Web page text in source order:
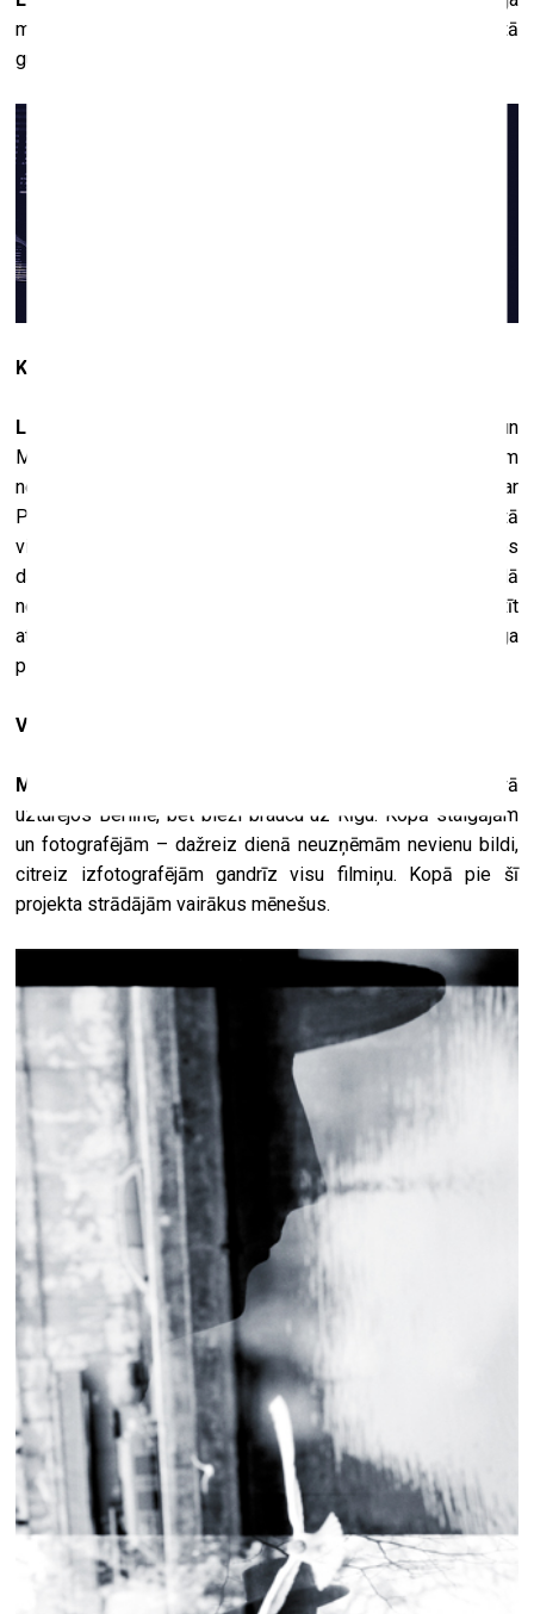
mērķa šo projektu novest līdz izstādei. Mēs vienkārši no tā
guvām prieku un ar interesi vērojām, kas no tā izrietēs.
Kur uzņēmāt dubultās ekspozīcijas bildes?
L. Š.
: Pārsvarā tas bija Rīgas centrs – Brīvības, Čaka un
Marijas ielas. Vairākas bildes uzņēmām parkos vai pavisam
nejauši, ievērojot kādus elementus, kas mums asociējās ar
Padegu vai viņa mākslu, bet nekad nevarēja zināt, kas no tā
visa iznāks. Piemēram, mēs zinājām, ka Padegs savos
darbos bieži attēlojis prostitūtas. Lai arī tiešā veidā
nefotografējām prostitūtas, ir bilde, kurā varētu saskatīt
atsauci uz šo tēmu – vienā fotogrāfijā ir redzams Padega
piemineklis un sieviešu augstpapēžu kurpes.
Vai vietas izvēlējāties un bildes uzņēmāt kopā?
M. M.
: Lielākoties, jā. Es gan šī projekta sākumā pārsvarā
uzturējos Berlīnē, bet bieži braucu uz Rīgu. Kopā staigājām
un fotografējām – dažreiz dienā neuzņēmām nevienu bildi,
citreiz izfotografējām gandrīz visu filmiņu. Kopā pie šī
projekta strādājām vairākus mēnešus.